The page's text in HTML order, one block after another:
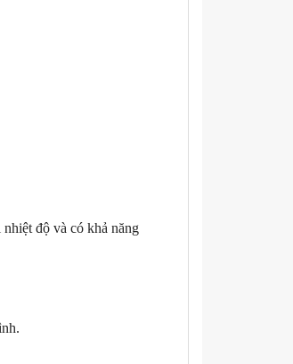
độ và có khả năng